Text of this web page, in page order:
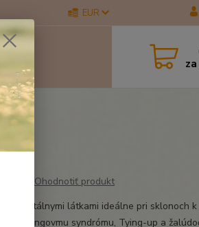
EUR
za
Ohodnotiť produkt
s vitálnymi látkami ideálne pri sklonoch
Cushingovmu syndrómu, Tying-up a